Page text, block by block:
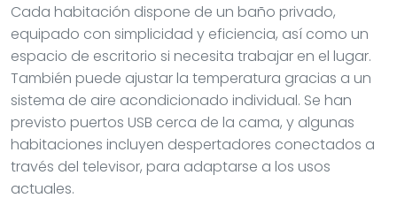
Cada habitación dispone de un baño privado,
equipado con simplicidad y eficiencia, así como un
espacio de escritorio si necesita trabajar en el lugar.
También puede ajustar la temperatura gracias a un
sistema de aire acondicionado individual. Se han
previsto puertos USB cerca de la cama, y algunas
habitaciones incluyen despertadores conectados a
través del televisor, para adaptarse a los usos
actuales.